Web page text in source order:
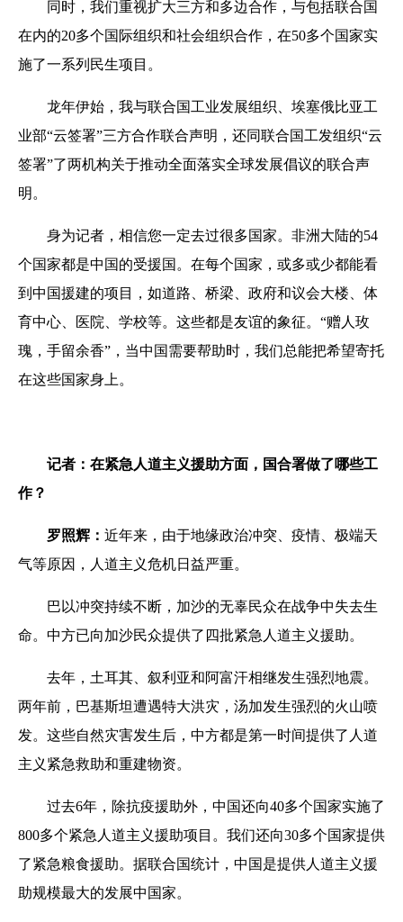
同时，我们重视扩大三方和多边合作，与包括联合国
在内的20多个国际组织和社会组织合作，在50多个国家实
施了一系列民生项目。
龙年伊始，我与联合国工业发展组织、埃塞俄比亚工
业部“云签署”三方合作联合声明，还同联合国工发组织“云
签署”了两机构关于推动全面落实全球发展倡议的联合声
明。
身为记者，相信您一定去过很多国家。非洲大陆的54
个国家都是中国的受援国。在每个国家，或多或少都能看
到中国援建的项目，如道路、桥梁、政府和议会大楼、体
育中心、医院、学校等。这些都是友谊的象征。“赠人玫
瑰，手留余香”，当中国需要帮助时，我们总能把希望寄托
在这些国家身上。
记者：在紧急人道主义援助方面，国合署做了哪些工
作？
罗照辉： 近年来，由于地缘政治冲突、疫情、极端天
气等原因，人道主义危机日益严重。
巴以冲突持续不断，加沙的无辜民众在战争中失去生
命。中方已向加沙民众提供了四批紧急人道主义援助。
去年，土耳其、叙利亚和阿富汗相继发生强烈地震。
两年前，巴基斯坦遭遇特大洪灾，汤加发生强烈的火山喷
发。这些自然灾害发生后，中方都是第一时间提供了人道
主义紧急救助和重建物资。
过去6年，除抗疫援助外，中国还向40多个国家实施了
800多个紧急人道主义援助项目。我们还向30多个国家提供
了紧急粮食援助。据联合国统计，中国是提供人道主义援
助规模最大的发展中国家。